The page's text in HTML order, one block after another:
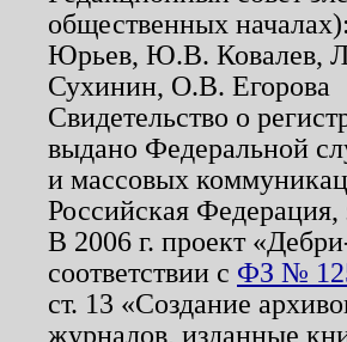
общественных
Юрьев, Ю.В. Ковалев,
Сухинин, О.В. Егорова
Свидетельство о
выдано Федеральной
и массовых
Российская
В 2006 г. проект
соответствии с ФЗ №
ст. 13 «Создание
журналов, изданные